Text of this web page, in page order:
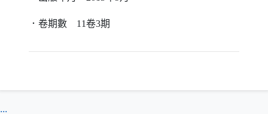
．卷期數 11卷3期